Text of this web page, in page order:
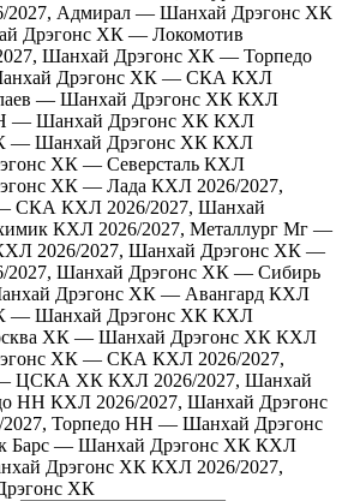
2027, Адмирал — Шанхай Дрэгонс ХК
Дрэгонс ХК — Локомотив
Шанхай Дрэгонс ХК — Торпедо
Дрэгонс ХК — СКА КХЛ
— Шанхай Дрэгонс ХК КХЛ
— Шанхай Дрэгонс ХК КХЛ
— Шанхай Дрэгонс ХК КХЛ
ХК — Северсталь КХЛ
ХК — Лада КХЛ 2026/2027,
— СКА КХЛ 2026/2027, Шанхай
КХЛ 2026/2027, Металлург Мг —
2026/2027, Шанхай Дрэгонс ХК —
2027, Шанхай Дрэгонс ХК — Сибирь
Дрэгонс ХК — Авангард КХЛ
— Шанхай Дрэгонс ХК КХЛ
ХК — Шанхай Дрэгонс ХК КХЛ
ХК — СКА КХЛ 2026/2027,
— ЦСКА ХК КХЛ 2026/2027, Шанхай
НН КХЛ 2026/2027, Шанхай Дрэгонс
Торпедо НН — Шанхай Дрэгонс
Барс — Шанхай Дрэгонс ХК КХЛ
Дрэгонс ХК КХЛ 2026/2027,
ХК